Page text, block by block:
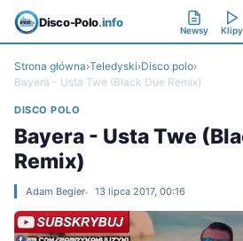
Disco-Polo.info
Newsy Klipy
Strona główna›Teledyski›Disco polo›
Bayera - Usta Twe (Black Due Remix)
DISCO POLO
Bayera - Usta Twe
Remix)
Adam Begier 13 lipca 2017, 00:16